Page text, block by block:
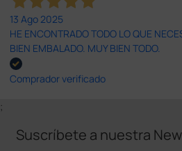
13 Ago 2025
HE ENCONTRADO TODO LO QUE
BIEN EMBALADO. MUY BIEN TODO.
Comprador verificado
;
Suscríbete a nuestra